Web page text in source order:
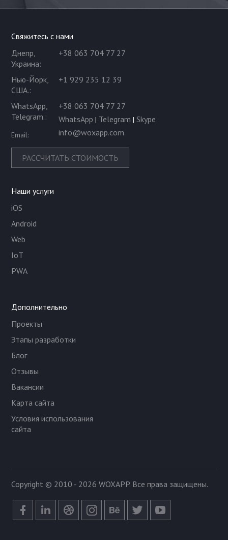
Свяжитесь с нами
Днепр,
Украина:
+38 063 704 77 27
Нью-Йорк,
США.:
+1 929 235 12 39
WhatsApp,
Telegram.:
+38 063 704 77 27
WhatsApp | Telegram | Skype
Email: info@woxapp.com
РАСCЧИТАТЬ СТОИМОСТЬ
Наши услуги
iOS
Android
Web
IoT
PWA
Дополнительно
Проекты
Этапы разработки
Блог
Отзывы
Вакансии
Карта сайта
Условия использования
сайта
Copyright © 2010 - 2026WOXAPP. Все права защищены.